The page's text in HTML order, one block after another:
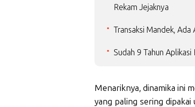
Rekam Jejaknya
Transaksi Mandek,
Sudah 9 Tahun
Menariknya, dinamika ini
yang paling sering